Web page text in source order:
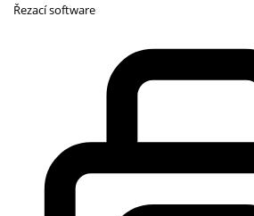
Řezací software